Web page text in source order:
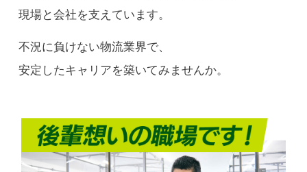
現場と会社を支えています。
不況に負けない物流業界で、
安定したキャリアを築いてみませんか。